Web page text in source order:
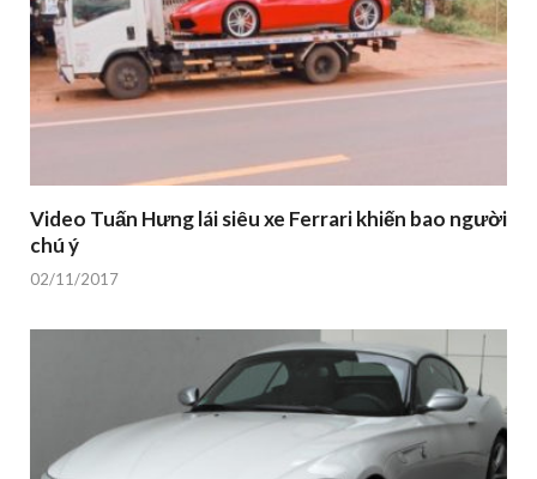
Video Tuấn Hưng lái siêu xe Ferrari khiến bao người
chú ý
02/11/2017